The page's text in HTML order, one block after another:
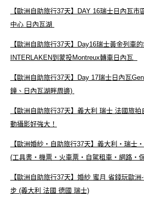
【歐洲自助旅行37天】DAY 16瑞士日內瓦
中心 日內瓦湖
【歐洲自助旅行37天】Day16瑞士黃金列車
INTERLAKEN到蒙投Montreux轉車日內瓦
【歐洲自助旅行37天】Day 17瑞士日內瓦
鐘、日內瓦湖畔周邊)
【歐洲自助旅行37天】義大利 瑞士 法國旅
動攝影好強大！
【歐洲婚紗‧自助旅行37天】義大利‧瑞士
(工具書‧機票‧火車票‧自駕租車‧網路‧
【歐洲自助旅行37天】婚紗 蜜月 省錢玩歐
步 (義大利 法國 德國 瑞士)